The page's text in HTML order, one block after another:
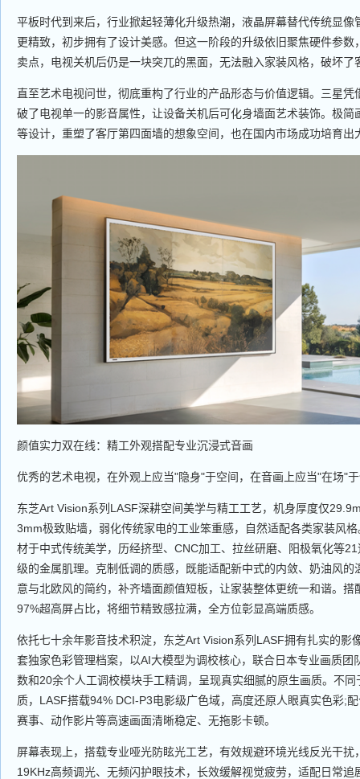
平板时代到来后，行业掀起轻薄化升级热潮，液晶屏幕替代传统显像
更精致，初步拥有了设计美感。但这一阶段的升级依旧聚焦硬件参数
卖点，电视关机后仍是一块突兀的黑面，无法融入家装风格，破坏了
直至艺术电视问世，彻底重构了行业的产品形态与价值逻辑。三星凭
破了电视单一的影音属性，让设备关机后可化身墙面艺术装饰。极简
等设计，重塑了客厅第四面墙的想象空间，也在国内市场成功培育出
颜值实力双在线：精工外观搭配专业沉浸式音画
优秀的艺术电视，在外观上应当"隐身"于空间，在音画上应当"在场"
东芝Art Vision系列LASF深耕空间美学与精工工艺，机身厚度仅
3mm极致贴墙，弱化传统家电的工业笨重感，自然适配各类家装风格
材于中式传统美学，历经挤型、CNC加工、拉丝研磨、阳极氧化等
级的金属肌理。克制低调的质感，既能适配新中式的内敛、奶油风的
意与北欧风的简约，补齐墙面颜值短板，让家装整体更统一和谐。搭
97%超高屏占比，将细节精致感拉满，全方位彰显高端质感。
依托七十余年影音技术积淀，东芝Art Vision系列LASF拥有扎实的影
套独家色彩管理档案，以AI大模型为调校核心，联合日本专业画质团
数和20余个人工调校模块手工精调，呈现真实细腻的原生画质。不
质，LASF搭载94% DCI-P3电影级广色域，高度还原人眼真实色彩;
赛事、动作影片等高速画面清晰稳定、无拖影卡顿。
屏幕表现上，搭载专业哑光防眩光工艺，有效规避环境光线反光干扰
19KHz高频调光、无频闪护眼技术，长效缓解视觉疲劳，适配日常追